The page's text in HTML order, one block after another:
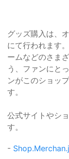
グッズ購入は、
にて行われます
ームなどのさま
う、ファンにと
ンがこのショッ
す。
公式サイトやシ
す。
-